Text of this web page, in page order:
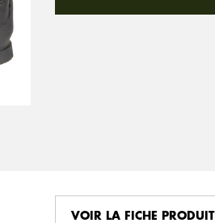
VOIR LA FICHE PRODUIT